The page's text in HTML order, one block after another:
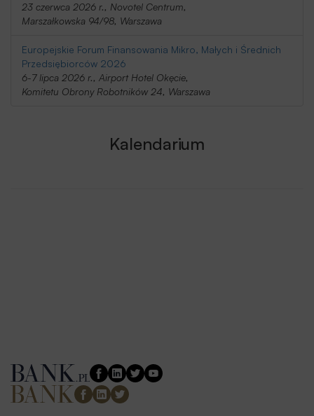
23 czerwca 2026 r., Novotel Centrum,
Marszałkowska 94/98, Warszawa
Europejskie Forum Finansowania Mikro, Małych i Średnich
Przedsiębiorców 2026
6-7 lipca 2026 r., Airport Hotel Okęcie,
Komitetu Obrony Robotników 24, Warszawa
Kalendarium